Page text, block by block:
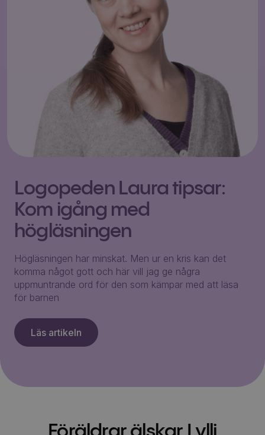
Logopeden Laura tipsar:
Kom igång med
högläsningen
Högläsningen har minskat. Men ur en kris kan det
komma något gott och här vill jag ge några
uppmuntrande ord för den som kämpar med att läsa
för barnen
Läs artikeln